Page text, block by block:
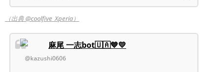
（出典 @coolfive_Xperia）
麻尾 一志bot🇺🇦💙💛
@kazushi0606